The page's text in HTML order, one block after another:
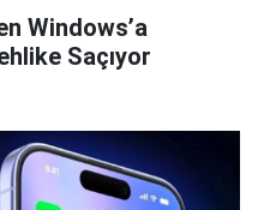
Windows’a
Saçıyor